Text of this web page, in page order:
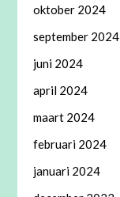
oktober 2024
september 2024
juni 2024
april 2024
maart 2024
februari 2024
januari 2024